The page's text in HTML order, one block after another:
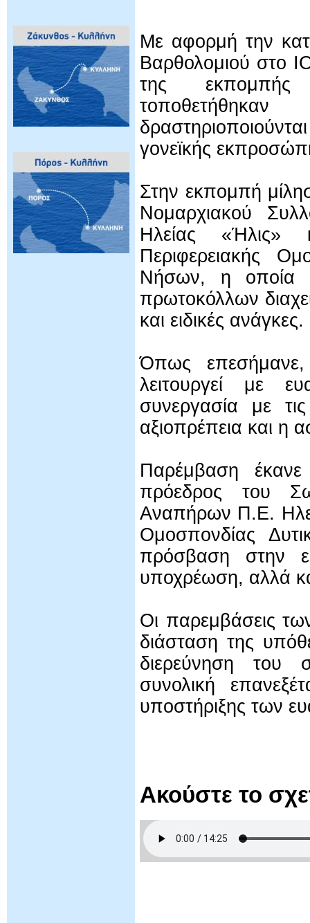
Με αφορμή την
Βαρθολομιού στο
της εκπομπής
γονεϊκής
Στην εκπομπή
Νομαρχιακού
Ηλείας «Ήλις»
Περιφερειακής
Νήσων, η οποία
πρωτοκόλλων
και ειδικές ανάγκες.
Όπως επεσήμανε,
λειτουργεί με
συνεργασία με
αξιοπρέπεια και η
Παρέμβαση
πρόεδρος του
Αναπήρων Π.Ε.
Ομοσπονδίας
πρόσβαση στην
υποχρέωση, αλλά
Οι παρεμβάσεις
διάσταση της
διερεύνηση του
συνολική
υποστήριξης των
Ακούστε το